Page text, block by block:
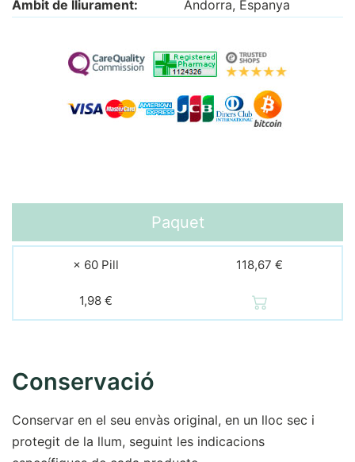
Paquet
× 60 Pill 118,67 €
1,98 €
Àmbit de lliurament:
Andorra, Espanya
Conservació
Conservar en el seu envàs original, en un lloc sec i
protegit de la llum, seguint les indicacions